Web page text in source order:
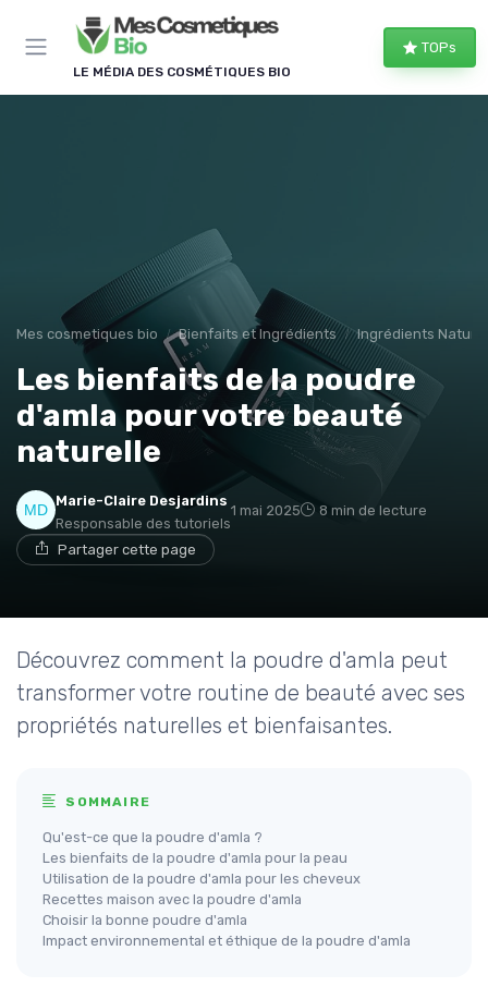
LE MÉDIA DES COSMÉTIQUES BIO
TOPs
Mes cosmetiques bio Bienfaits et Ingrédients Ingrédients
Les bienfaits de la poudre
d'amla pour votre beauté
naturelle
Marie-Claire Desjardins
Responsable des tutoriels
1 mai 2025 8 min de lecture
Partager cette page
Découvrez comment la poudre d'amla peut
transformer votre routine de beauté avec ses
propriétés naturelles et bienfaisantes.
SOMMAIRE
Qu'est-ce que la poudre d'amla ?
Les bienfaits de la poudre d'amla pour la peau
Utilisation de la poudre d'amla pour les cheveux
Recettes maison avec la poudre d'amla
Choisir la bonne poudre d'amla
Impact environnemental et éthique de la poudre d'amla
Panneau de gestion des cookies